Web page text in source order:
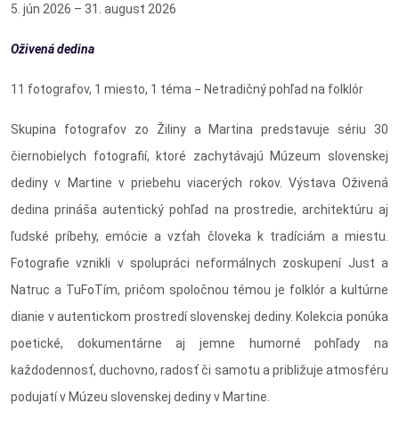
5. jún 2026 – 31. august 2026
Oživená dedina
11 fotografov, 1 miesto, 1 téma ­− Netradičný pohľad na folklór
Skupina fotografov zo Žiliny a Martina predstavuje sériu 30
čiernobielych fotografií, ktoré zachytávajú Múzeum slovenskej
dediny v Martine v priebehu viacerých rokov. Výstava Oživená
dedina prináša autentický pohľad na prostredie, architektúru aj
ľudské príbehy, emócie a vzťah človeka k tradíciám a miestu.
Fotografie vznikli v spolupráci neformálnych zoskupení Just a
Natruc a TuFoTím, pričom spoločnou témou je folklór a kultúrne
dianie v autentickom prostredí slovenskej dediny. Kolekcia ponúka
poetické, dokumentárne aj jemne humorné pohľady na
každodennosť, duchovno, radosť či samotu a približuje atmosféru
podujatí v Múzeu slovenskej dediny v Martine.